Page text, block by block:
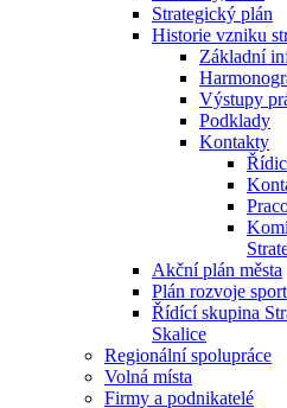
Strategický plán
Historie vzniku
Základní
Výstupy
Podklady
Kontakty
Akční plán města
Plán rozvoje
Řídící skupina
Skalice
Regionální spolupráce
Volná místa
Firmy a podnikatelé